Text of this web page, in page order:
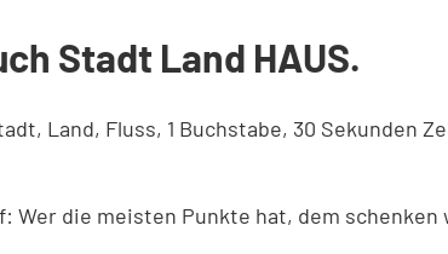
Stadt Land HAUS.
Land, Fluss, 1 Buchstabe, 30 Sekunden
Wer die meisten Punkte hat, dem schenken